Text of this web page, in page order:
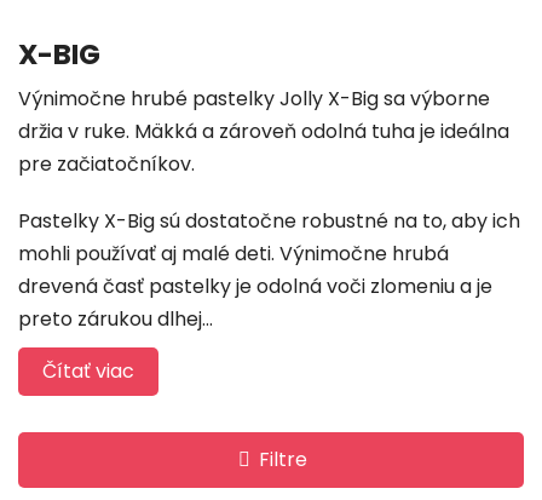
X-BIG
Výnimočne hrubé pastelky Jolly X-Big sa výborne
držia v ruke. Mäkká a zároveň odolná tuha je ideálna
pre začiatočníkov.
Pastelky X-Big sú dostatočne robustné na to, aby ich
mohli používať aj malé deti. Výnimočne hrubá
drevená časť pastelky je odolná voči zlomeniu a je
preto zárukou dlhej...
Čítať viac
Filtre